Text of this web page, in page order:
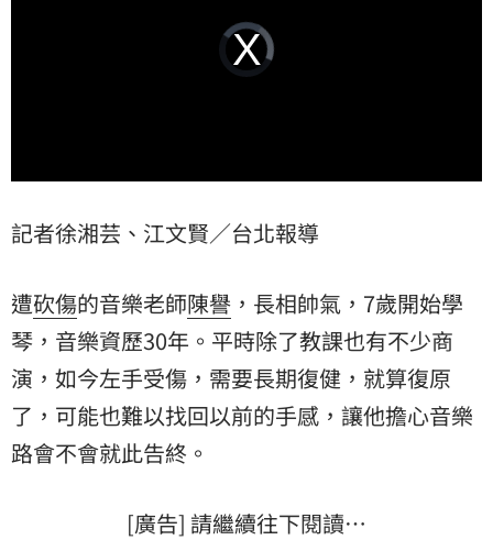
Video
Player
loading.
記者徐湘芸、江文賢／台北報導
遭砍傷的音樂老師陳譽 ，長相帥氣，7歲開始學
琴，音樂資歷30年。平時除了教課也有不少商
演，如今左手受傷，需要長期復健，就算復原
了，可能也難以找回以前的手感，讓他擔心音樂
路會不會就此告終。
[廣告] 請繼續往下閱讀…